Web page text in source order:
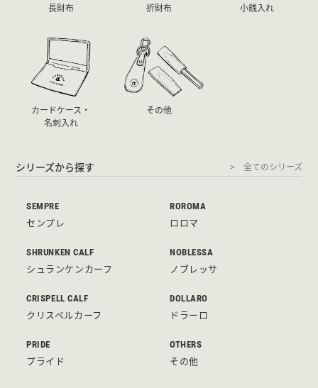
長財布 折財布 小銭入れ
カードケース・
名刺入れ
その他
シリーズから探す 全てのシリーズ
SEMPRE
センプレ
ROROMA
ロロマ
SHRUNKEN CALF
シュランケンカーフ
NOBLESSA
ノブレッサ
CRISPELL CALF
クリスペルカーフ
DOLLARO
ドラーロ
PRIDE
プライド
OTHERS
その他